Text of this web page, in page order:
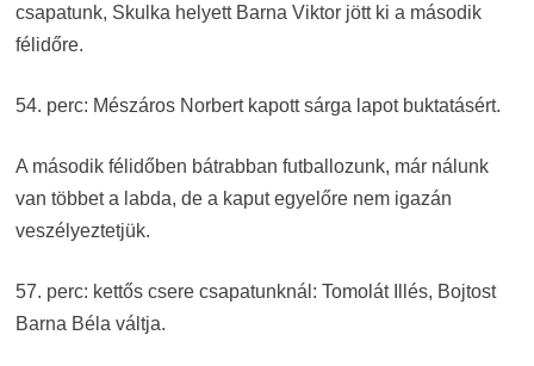
csapatunk, Skulka helyett Barna Viktor jött ki a második
félidőre.
54. perc: Mészáros Norbert kapott sárga lapot buktatásért.
A második félidőben bátrabban futballozunk, már nálunk
van többet a labda, de a kaput egyelőre nem igazán
veszélyeztetjük.
57. perc: kettős csere csapatunknál: Tomolát Illés, Bojtost
Barna Béla váltja.